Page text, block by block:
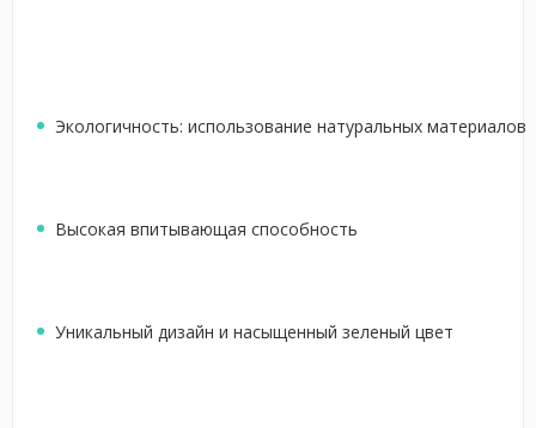
Экологичность: использование натуральных материалов
Высокая впитывающая способность
Уникальный дизайн и насыщенный зеленый цвет